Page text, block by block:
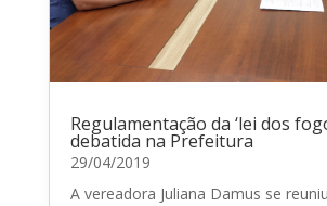
Regulamentação da ‘lei dos
debatida na Prefeitura
29/04/2019
A vereadora Juliana Damus se